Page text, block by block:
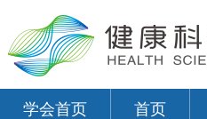
学会首页 首页